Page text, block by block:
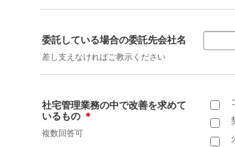
委託している場合の委託先会社名
差し支えなければご教示ください
社宅管理業務の中で改善を求めて
いるもの ＊
複数回答可